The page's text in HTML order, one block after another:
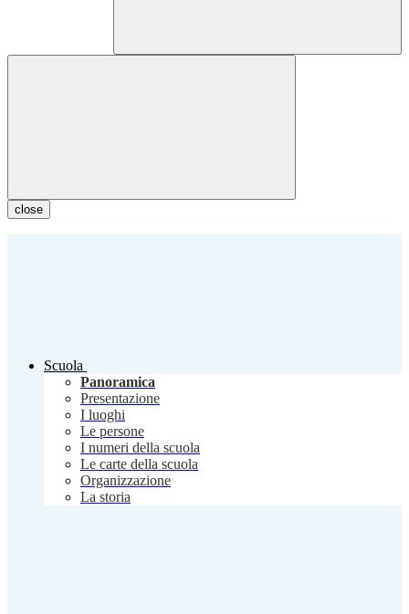
close
Scuola
Panoramica
Presentazione
I luoghi
Le persone
I numeri della scuola
Le carte della scuola
Organizzazione
La storia